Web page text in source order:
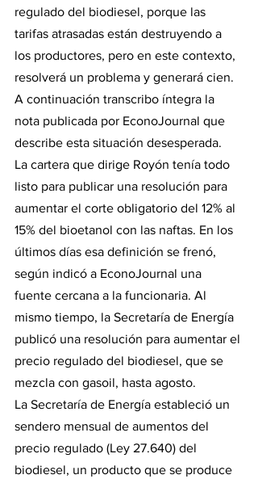
regulado del biodiesel, porque las
tarifas atrasadas están destruyendo a
los productores, pero en este contexto,
resolverá un problema y generará cien.
A continuación transcribo íntegra la
nota publicada por EconoJournal que
describe esta situación desesperada.
La cartera que dirige Royón tenía todo
listo para publicar una resolución para
aumentar el corte obligatorio del 12% al
15% del bioetanol con las naftas. En los
últimos días esa definición se frenó,
según indicó a EconoJournal una
fuente cercana a la funcionaria. Al
mismo tiempo, la Secretaría de Energía
publicó una resolución para aumentar el
precio regulado del biodiesel, que se
mezcla con gasoil, hasta agosto.
La Secretaría de Energía estableció un
sendero mensual de aumentos del
precio regulado (Ley 27.640) del
biodiesel, un producto que se produce